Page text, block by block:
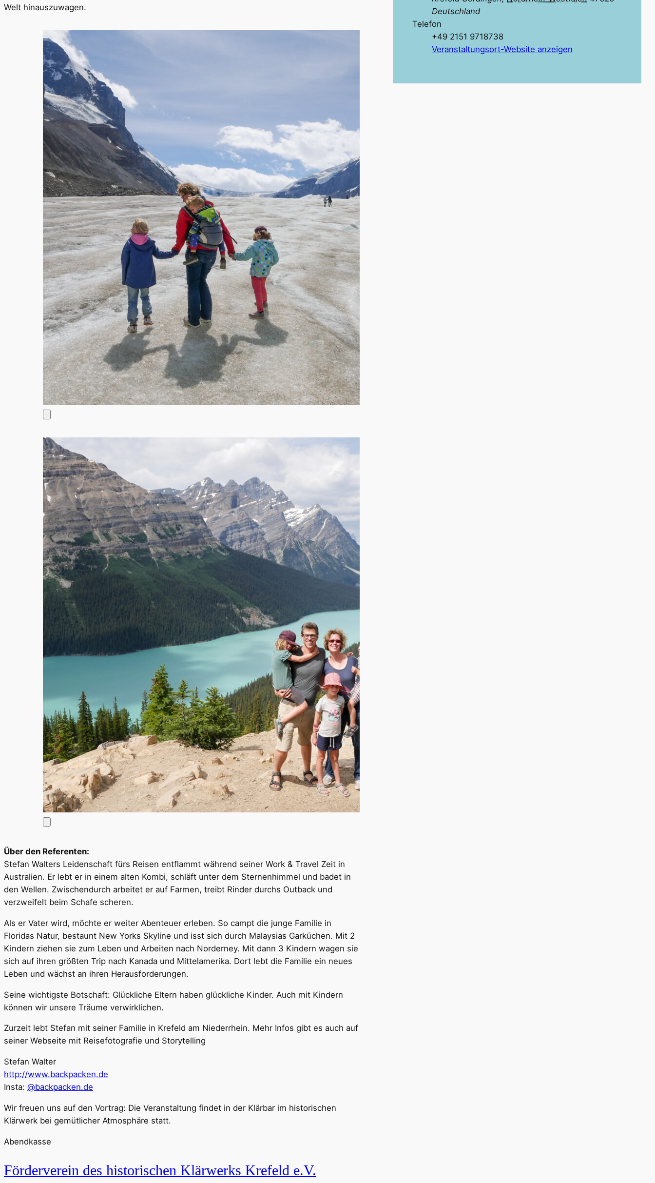
Welt hinauszuwagen.
Über den Referenten:
Stefan Walters Leidenschaft fürs Reisen entflammt während seiner Work & Travel Zeit in
Australien. Er lebt er in einem alten Kombi, schläft unter dem Sternenhimmel und badet in
den Wellen. Zwischendurch arbeitet er auf Farmen, treibt Rinder durchs Outback und
verzweifelt beim Schafe scheren.
Als er Vater wird, möchte er weiter Abenteuer erleben. So campt die junge Familie in
Floridas Natur, bestaunt New Yorks Skyline und isst sich durch Malaysias Garküchen. Mit 2
Kindern ziehen sie zum Leben und Arbeiten nach Norderney. Mit dann 3 Kindern wagen sie
sich auf ihren größten Trip nach Kanada und Mittelamerika. Dort lebt die Familie ein neues
Leben und wächst an ihren Herausforderungen.
Seine wichtigste Botschaft: Glückliche Eltern haben glückliche Kinder. Auch mit Kindern
können wir unsere Träume verwirklichen.
Zurzeit lebt Stefan mit seiner Familie in Krefeld am Niederrhein. Mehr Infos gibt es auch auf
seiner Webseite mit Reisefotografie und Storytelling
Stefan Walter
http://www.backpacken.de
Insta: @backpacken.de
Wir freuen uns auf den Vortrag: Die Veranstaltung findet in der Klärbar im historischen
Klärwerk bei gemütlicher Atmosphäre statt.
Abendkasse
Förderverein des historischen Klärwerks Krefeld e.V.
Deutschland
Telefon
‭+49 2151 9718738‬
Veranstaltungsort-Website anzeigen